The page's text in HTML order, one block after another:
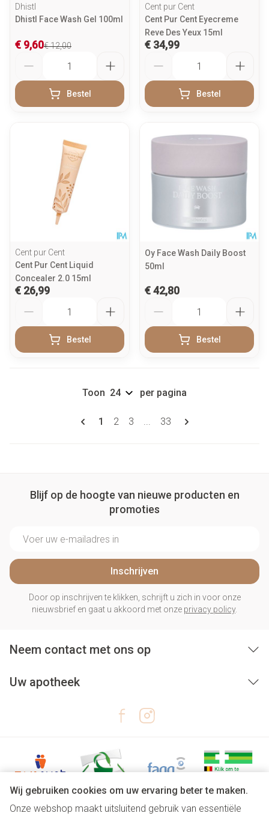
Wij gebruiken cookies om uw ervaring beter te maken.
Onze webshop maakt uitsluitend gebruik van essentiële
Dhistl
Dhistl Face Wash Gel 100ml
€ 12,00
€ 9,60
Bestel
Cent pur Cent
Cent Pur Cent Eyecreme
Reve Des Yeux 15ml
€ 34,99
Bestel
Cent pur Cent
Cent Pur Cent Liquid
Concealer 2.0 15ml
€ 26,99
Bestel
Oy Face Wash Daily Boost
50ml
€ 42,80
Bestel
Pagina's
U lees momenteel pagina
1 Pagina
2 Pagina
3 ... Pagina
33
Toon per pagina
Blijf op de hoogte van nieuwe producten en
promoties
Inschrijven
Door op inschrijven te klikken, schrijft u zich in voor onze
nieuwsbrief en gaat u akkoord met onze privacy policy.
Neem contact met ons op
Uw apotheek
Juridische links